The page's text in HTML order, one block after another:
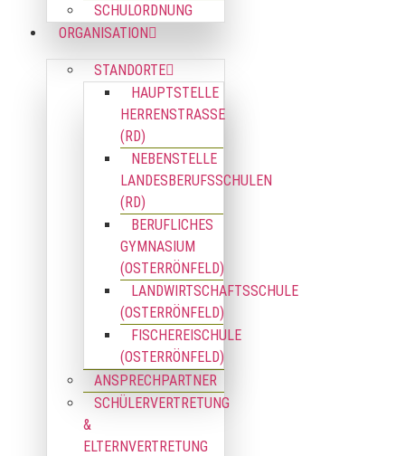
SCHULORDNUNG
ORGANISATION
STANDORTE
HAUPTSTELLE
HERRENSTRASSE (
RD)
NEBENSTELLE
LANDESBERUFSSCHULEN
(RD)
BERUFLICHES
GYMNASIUM
(OSTERRÖNFELD)
LANDWIRTSCHAFTSSCHULE
(OSTERRÖNFELD)
FISCHEREISCHULE
(OSTERRÖNFELD)
ANSPRECHPARTNER
SCHÜLERVERTRETUNG
&
ELTERNVERTRETUNG